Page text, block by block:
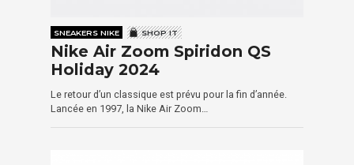
SNEAKERS NIKE SHOP IT
Nike Air Zoom Spiridon QS
Holiday 2024
Le retour d’un classique est prévu pour la fin d’année.
Lancée en 1997, la Nike Air Zoom…